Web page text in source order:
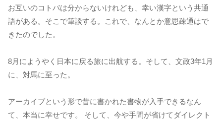
お互いのコトバは分からないけれども、幸い漢字という共通
語がある。そこで筆談する。これで、なんとか意思疎通はで
きたのでした。
8月にようやく日本に戻る旅に出航する。そして、文政3年1月
に、対馬に至った。
アーカイブという形で昔に書かれた書物が入手できるなん
て、本当に幸せです。 そして、今や手間が省けてダイレクト